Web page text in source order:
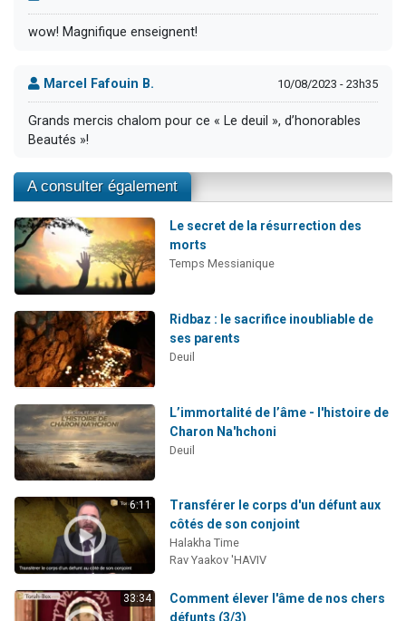
wow! Magnifique enseignent!
Marcel Fafouin B. 10/08/2023 - 23h35
Grands mercis chalom pour ce « Le deuil », d’honorables
Beautés »!
A consulter également
Le secret de la résurrection des
morts
Temps Messianique
Ridbaz : le sacrifice inoubliable de
ses parents
Deuil
L’immortalité de l’âme - l'histoire de
Charon Na'hchoni
Deuil
6:11
Transférer le corps d'un défunt aux
côtés de son conjoint
Halakha Time
Rav Yaakov 'HAVIV
33:34
Comment élever l'âme de nos chers
défunts (3/3)